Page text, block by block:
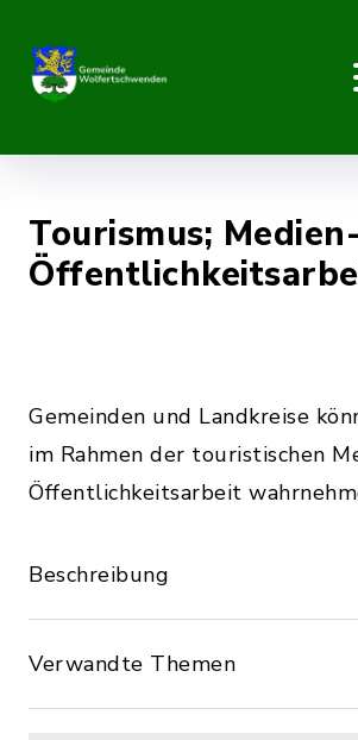
Tourismus;
Gemeinden und Landkreise
im Rahmen der touristischen
Öffentlichkeitsarbeit
Beschreibung
Verwandte Themen